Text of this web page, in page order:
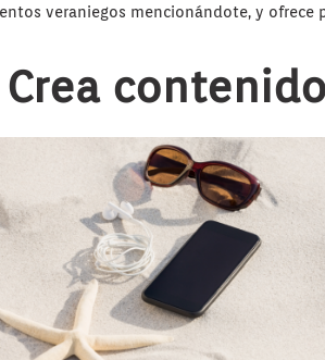
veraniegos mencionándote, y ofrece
Crea